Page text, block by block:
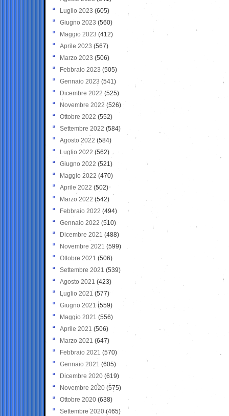
Luglio 2023 (605)
Giugno 2023 (560)
Maggio 2023 (412)
Aprile 2023 (567)
Marzo 2023 (506)
Febbraio 2023 (505)
Gennaio 2023 (541)
Dicembre 2022 (525)
Novembre 2022 (526)
Ottobre 2022 (552)
Settembre 2022 (584)
Agosto 2022 (584)
Luglio 2022 (562)
Giugno 2022 (521)
Maggio 2022 (470)
Aprile 2022 (502)
Marzo 2022 (542)
Febbraio 2022 (494)
Gennaio 2022 (510)
Dicembre 2021 (488)
Novembre 2021 (599)
Ottobre 2021 (506)
Settembre 2021 (539)
Agosto 2021 (423)
Luglio 2021 (577)
Giugno 2021(559)
Maggio 2021 (556)
Aprile 2021 (506)
Marzo 2021 (647)
Febbraio 2021 (570)
Gennaio 2021 (605)
Dicembre 2020 (619)
Novembre 2020 (575)
Ottobre 2020 (638)
Settembre 2020(465)